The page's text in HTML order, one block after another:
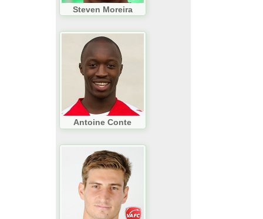
Steven Moreira
Antoine Conte